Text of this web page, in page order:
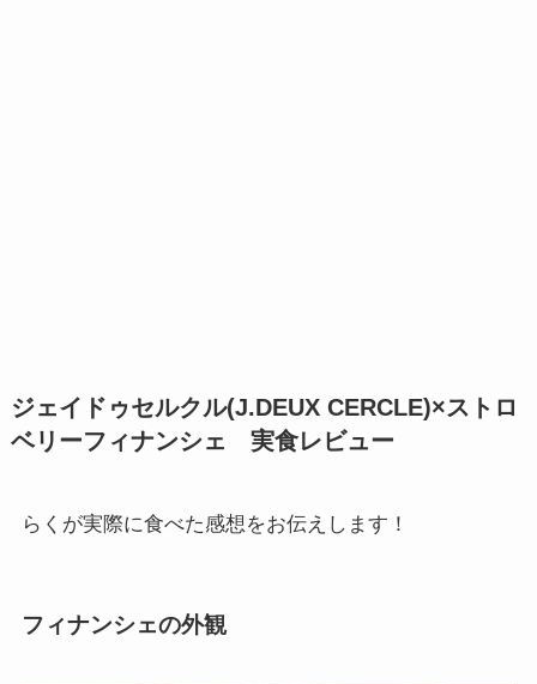
ジェイドゥセルクル(J.DEUX CERCLE)×ストロ
ベリーフィナンシェ 実食レビュー
らくが実際に食べた感想をお伝えします！
フィナンシェの外観